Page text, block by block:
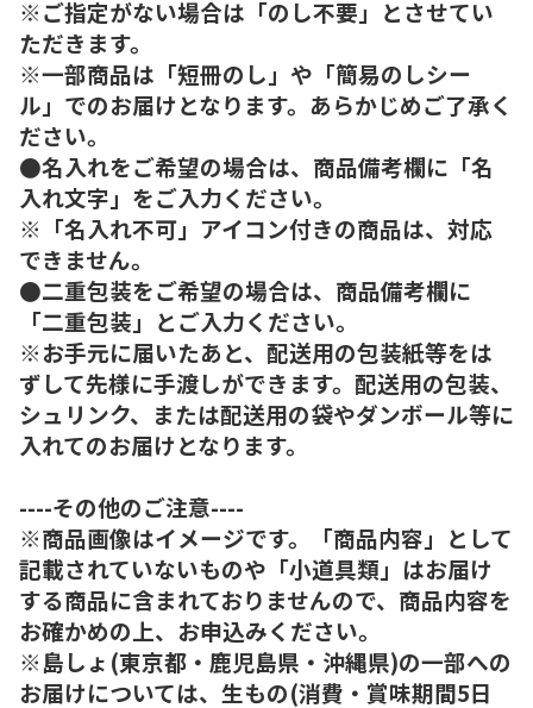
※ご指定がない場合は「のし不要」とさせてい
ただきます。
※一部商品は「短冊のし」や「簡易のしシー
ル」でのお届けとなります。あらかじめご了承く
ださい。
●名入れをご希望の場合は、商品備考欄に「名
入れ文字」をご入力ください。
※「名入れ不可」アイコン付きの商品は、対応
できません。
●二重包装をご希望の場合は、商品備考欄に
「二重包装」とご入力ください。
※お手元に届いたあと、配送用の包装紙等をは
ずして先様に手渡しができます。配送用の包装、
シュリンク、または配送用の袋やダンボール等に
入れてのお届けとなります。
----その他のご注意----
※商品画像はイメージです。「商品内容」として
記載されていないものや「小道具類」はお届け
する商品に含まれておりませんので、商品内容を
お確かめの上、お申込みください。
※島しょ(東京都・鹿児島県・沖縄県)の一部への
お届けについては、生もの(消費・賞味期間5日